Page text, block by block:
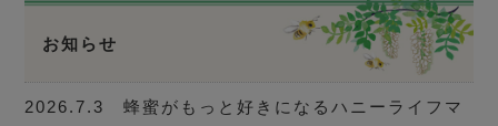
お知らせ
2026.7.3 蜂蜜がもっと好きになるハニーライフマ